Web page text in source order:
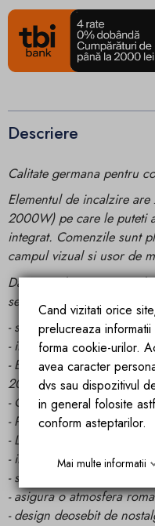
Descriere
Calitate germana pentru
Elementul de incalzire
2000W) pe care le puteti
integrat. Comenzile sunt
campul vizual si usor de
Datorita telecomenzii
setarile semineului din
- semineu electric cu
- incalzitor ventilator
- Element de incalzire
2000W)
- Oprirea termica pentru a
- Puternic, economie de
- Luminozitatea flacarilor
- instalare usoara
- simulare reala a unui foc
- asigura o atmosfera
- design deosebit de
Cand vizitati orice
prelucreaza
forma cookie-urilor.
avea caracter
dvs sau dispozitivul
in general folosite
conform asteptarilor.
Mai multe informatii